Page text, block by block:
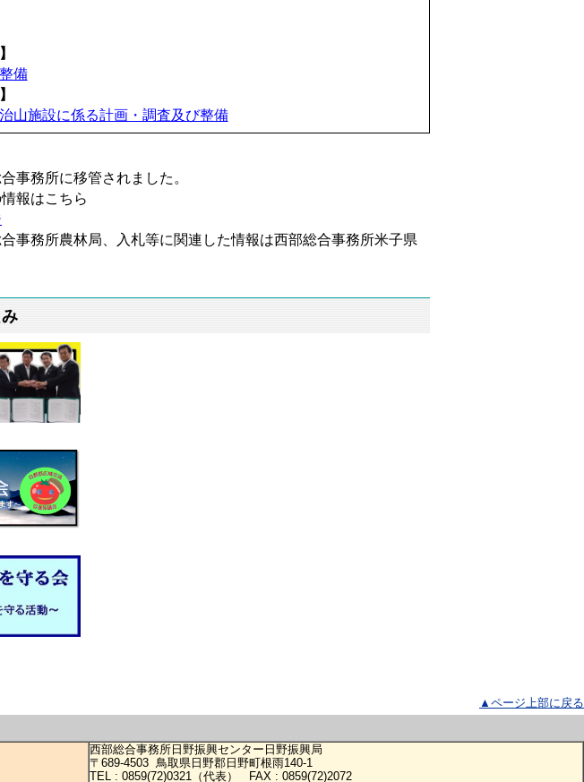
備
山施設に係る計画・調査及び整備
事務所に移管されました。
報はこちら
事務所農林局、入札等に関連した情報は西部総合事務所米子県
▲ページ上部に戻る
西部総合事務所日野振興センター日野振興局
〒689-4503 鳥取県日野郡日野町根雨140-1
TEL : 0859(72)0321（代表） FAX : 0859(72)2072